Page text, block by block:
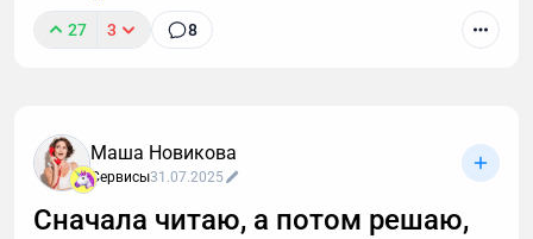
27 3 8
Маша Новикова
Сервисы31.07.2025
Сначала читаю, а потом решаю,